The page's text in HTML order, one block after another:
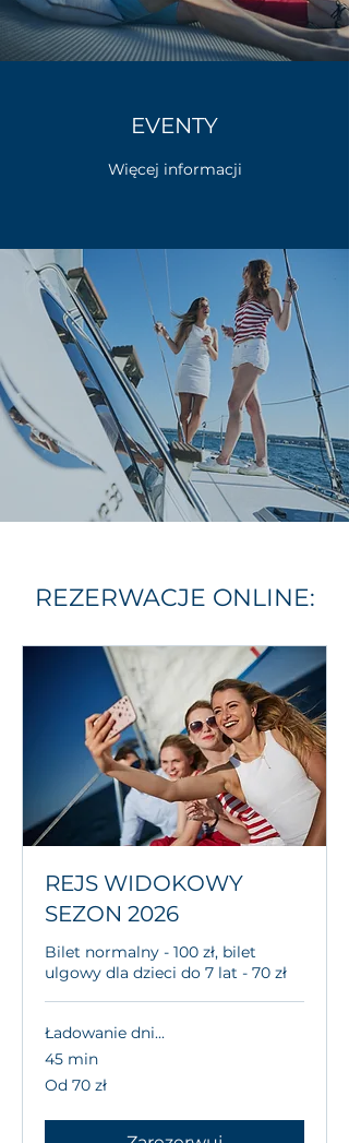
EVENTY
Więcej informacji
REZERWACJE ONLINE:
REJS WIDOKOWY
SEZON 2026
Bilet normalny - 100 zł, bilet
ulgowy dla dzieci do 7 lat - 70 zł
Ładowanie dni...
45 min
Od
70
Od 70 zł